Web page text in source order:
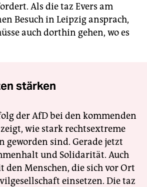
Als die taz Evers am
Besuch in Leipzig ansprach,
auch dorthin gehen, wo es
stärken
der AfD bei den kommenden
wie stark rechtsextreme
geworden sind. Gerade jetzt
und Solidarität. Auch
den Menschen, die sich vor Ort
einsetzen. Die taz